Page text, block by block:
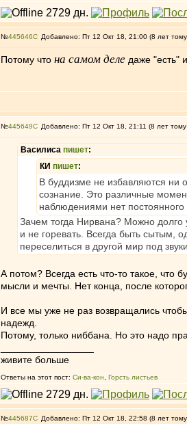
№445646 Добавлено: Пт 12 Окт 18, 21:00 (8 лет
Потому что на самом деле даже "есть"
№445649 Добавлено: Пт 12 Окт 18, 21:11 (8 лет
Василиса пишет:
КИ пишет:
В буддизме не избавляются ни
сознание. Это различные
наблюдениями нет
Зачем тогда Нирвана? Можно долго
и не горевать. Всегда быть сытым,
переселиться в другой мир под
А потом? Всегда есть что-то такое, что
мысли и мечты. Нет конца, после
И все мы уже не раз возвращались
надежд.
Потому, только ниббана. Но это надо
живите больше
Ответы на этот пост: Си-ва-кон Горсть листьев
№445687 Добавлено: Пт 12 Окт 18, 22:58 (8 лет